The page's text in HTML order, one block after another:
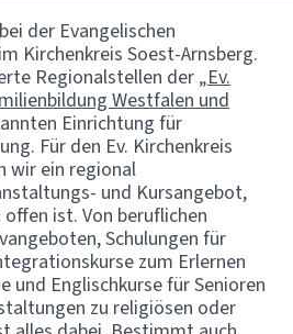
der Evangelischen
Kirchenkreis Soest-Arnsberg.
Regionalstellen der „Ev.
Westfalen und
Einrichtung für
Für den Ev. Kirchenkreis
wir ein regional
und Kursangebot,
ist. Von beruflichen
Schulungen für
zum Erlernen
und Englischkurse für Senioren
zu religiösen oder